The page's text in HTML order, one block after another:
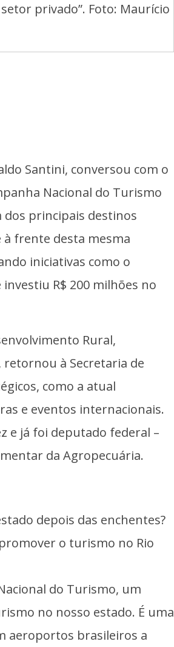
privado”. Foto: Maurício
Santini, conversou com o
Nacional do Turismo
dos principais destinos
à frente desta mesma
iniciativas como o
R$ 200 milhões no
Rural,
retornou à Secretaria de
como a atual
e eventos internacionais.
e já foi deputado federal –
da Agropecuária.
depois das enchentes?
o turismo no Rio
do Turismo, um
no nosso estado. É uma
aeroportos brasileiros a